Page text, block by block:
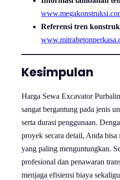
Referensi tren
Kesimpulan
Harga Sewa Excavator
sangat bergantung pada jenis
serta durasi penggunaan.
proyek secara detail, Anda
yang paling menguntungkan.
profesional dan penawaran
menjaga efisiensi biaya